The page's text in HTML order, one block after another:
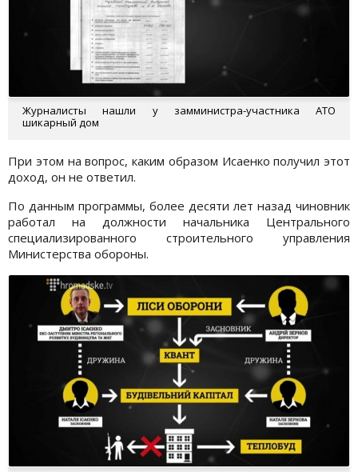
Журналисты нашли у замминистра-участника АТО
шикарный дом
При этом на вопрос, каким образом Исаенко получил этот
доход, он не ответил.
По данным программы, более десяти лет назад чиновник
работал на должности начальника Центрального
специализированного строительного управления
Министерства обороны.